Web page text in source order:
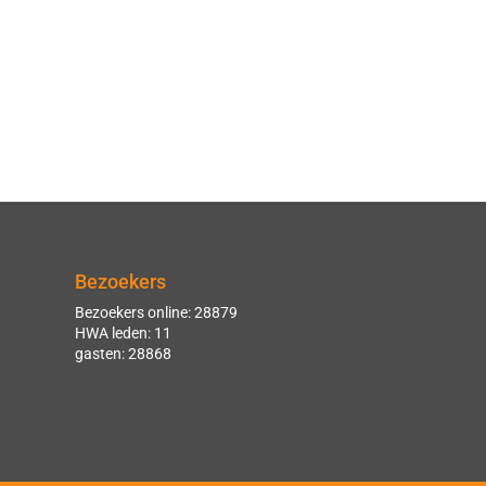
Bezoekers
Bezoekers online: 28879
HWA leden: 11
gasten: 28868